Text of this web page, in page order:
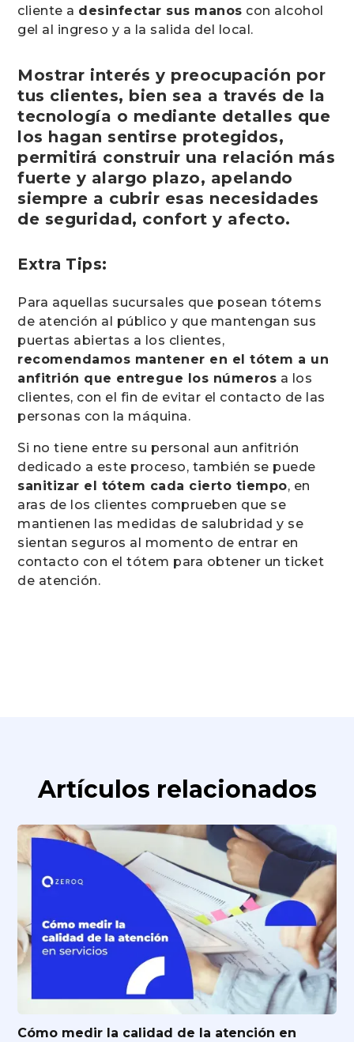
cliente a desinfectar sus manos con alcohol
gel al ingreso y a la salida del local.
Mostrar interés y preocupación por
tus clientes, bien sea a través de la
tecnología o mediante detalles que
los hagan sentirse protegidos,
permitirá construir una relación más
fuerte y alargo plazo, apelando
siempre a cubrir esas necesidades
de seguridad, confort y afecto.
Extra Tips:
Para aquellas sucursales que posean tótems
de atención al público y que mantengan sus
puertas abiertas a los clientes,
recomendamos mantener en el tótem a un
anfitrión que entregue los números a los
clientes, con el fin de evitar el contacto de las
personas con la máquina.
Si no tiene entre su personal aun anfitrión
dedicado a este proceso, también se puede
sanitizar el tótem cada cierto tiempo, en
aras de los clientes comprueben que se
mantienen las medidas de salubridad y se
sientan seguros al momento de entrar en
contacto con el tótem para obtener un ticket
de atención.
Artículos relacionados
Cómo medir la calidad de la atención en